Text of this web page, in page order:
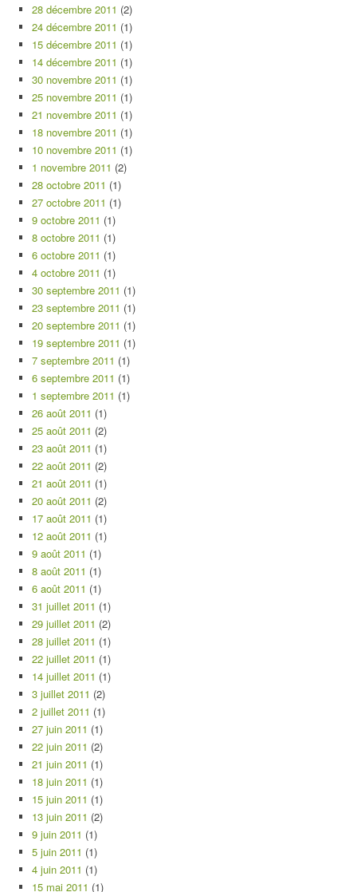
28 décembre 2011 (2)
24 décembre 2011 (1)
15 décembre 2011 (1)
14 décembre 2011 (1)
30 novembre 2011 (1)
25 novembre 2011 (1)
21 novembre 2011 (1)
18 novembre 2011 (1)
10 novembre 2011 (1)
1 novembre 2011 (2)
28 octobre 2011 (1)
27 octobre 2011 (1)
9 octobre 2011 (1)
8 octobre 2011 (1)
6 octobre 2011 (1)
4 octobre 2011 (1)
30 septembre 2011 (1)
23 septembre 2011 (1)
20 septembre 2011 (1)
19 septembre 2011 (1)
7 septembre 2011 (1)
6 septembre 2011 (1)
1 septembre 2011 (1)
26 août 2011 (1)
25 août 2011 (2)
23 août 2011 (1)
22 août 2011 (2)
21 août 2011 (1)
20 août 2011 (2)
17 août 2011 (1)
12 août 2011 (1)
9 août 2011 (1)
8 août 2011 (1)
6 août 2011 (1)
31 juillet 2011 (1)
29 juillet 2011 (2)
28 juillet 2011 (1)
22 juillet 2011 (1)
14 juillet 2011 (1)
3 juillet 2011 (2)
2 juillet 2011 (1)
27 juin 2011 (1)
22 juin 2011 (2)
21 juin 2011 (1)
18 juin 2011 (1)
15 juin 2011 (1)
13 juin 2011 (2)
9 juin 2011 (1)
5 juin 2011 (1)
4 juin 2011 (1)
15 mai 2011 (1)